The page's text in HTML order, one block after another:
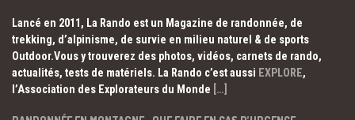
Lancé en 2011, La Rando est un Magazine de randonnée, de
trekking, d’alpinisme, de survie en milieu naturel & de sports
Outdoor.Vous y trouverez des photos, vidéos, carnets de rando,
actualités, tests de matériels. La Rando c’est aussi EXPLORE,
l’Association des Explorateurs du Monde […]